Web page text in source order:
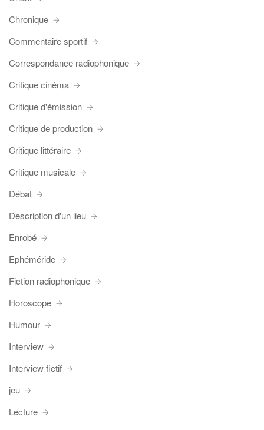
Chronique
Commentaire sportif
Correspondance radiophonique
Critique cinéma
Critique d'émission
Critique de production
Critique littéraire
Critique musicale
Débat
Description d'un lieu
Enrobé
Ephéméride
Fiction radiophonique
Horoscope
Humour
Interview
Interview fictif
jeu
Lecture